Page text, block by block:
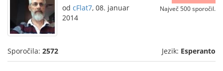
Največ 500 sporočil.
od cFlat7, 08. januar
2014
Sporočila: 2572 Jezik: Esperanto